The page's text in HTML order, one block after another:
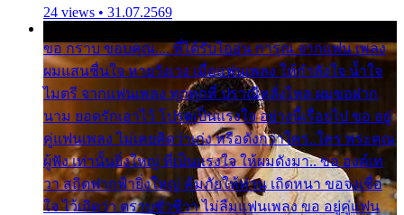
24 views • 31.07.2569
ขอ กราบ ขอบคุณ.... ที่ได้รับไออุ่น การุณ จากแฟน เพลง
ผมแสนชื่นใจ หายวังเวง เมื่อแฟนเพลง ให้กำลังใจ น้ำใจ
ไมตรี จากแฟนเพลง ทุกทุกที่ ปราณีหลั่งไหล ผมขอฝาก
นาม ยอดรักเอาไว้ โปรดเป็นแรงใจ อย่างนี้เรื่อยไป ขอ อยู่
คู่แฟนเพลง ไม่เคยคิดว่าเก่ง หรือดังกว่าใคร..ใคร พระคุณ
ผู้ฟัง เท่านั้นยิ่งใหญ่ ที่เป็นแรงใจ ให้ผมดังมา.. ขอ องค์เท
วา สถิตฟากฟ้ายิ่งใหญ่ คุ้มภัยให้ท่าน เถิดหนา ขอจงเชื่อ
ใจ ไว้เถิดว่า ตราบชั่วชีวา ไม่ลืมแฟนเพลง ขอ อยู่คู่แฟน